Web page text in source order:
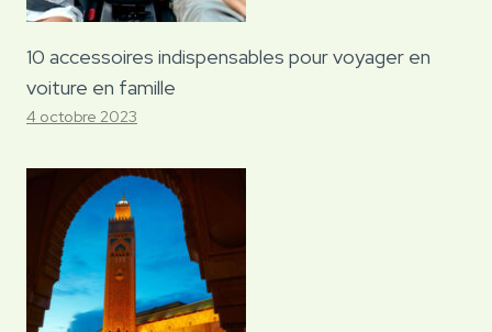
10 accessoires indispensables pour voyager en
voiture en famille
4 octobre 2023